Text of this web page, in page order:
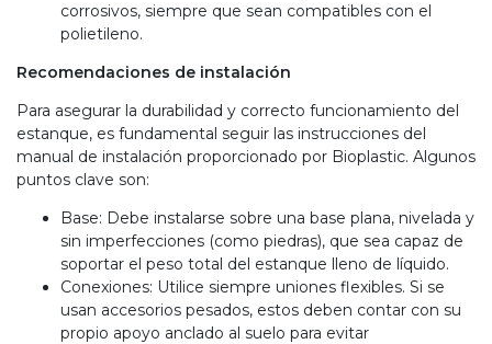
corrosivos, siempre que sean compatibles con el
polietileno.
Recomendaciones de instalación
Para asegurar la durabilidad y correcto funcionamiento del
estanque, es fundamental seguir las instrucciones del
manual de instalación proporcionado por Bioplastic. Algunos
puntos clave son:
Base: Debe instalarse sobre una base plana, nivelada y
sin imperfecciones (como piedras), que sea capaz de
soportar el peso total del estanque lleno de líquido.
Conexiones: Utilice siempre uniones flexibles. Si se
usan accesorios pesados, estos deben contar con su
propio apoyo anclado al suelo para evitar